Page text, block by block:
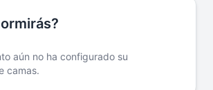
aún no ha configurado su
camas.